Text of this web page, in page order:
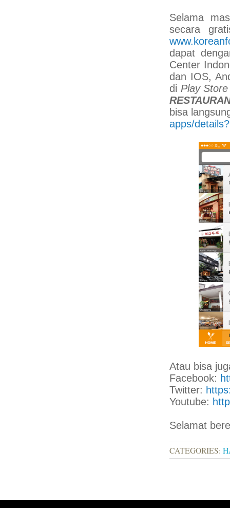
Selama
secara
dapat
Center
dan IOS,
di Play
bisa
apps/
Atau bisa
Facebook:
Twitter:
Youtube:
Selamat
CATEGORIES: